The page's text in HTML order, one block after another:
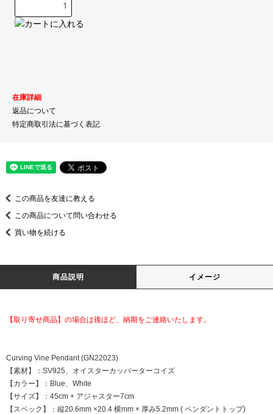
在庫詳細
返品について
特定商取引法に基づく表記
この商品を友達に教える
この商品について問い合わせる
買い物を続ける
商品説明 イメージ
【取り寄せ商品】の場合は後ほど、納期をご連絡いたします。
Curving Vine Pendant (GN22023)
【素材】：SV925、オイスターカッパーターコイズ
【カラー】：Blue、White
【サイズ】：45cm + アジャスター7cm
【スペック】：縦20.6mm ×20.4 横mm × 厚み5.2mm ( ペンダントトップ)